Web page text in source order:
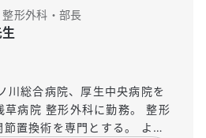
形外科・部長
川総合病院、厚生中央病院を
病院 整形外科に勤務。 整形
置換術を専門とする。 より